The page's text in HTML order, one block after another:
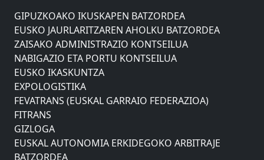
GIPUZKOAKO IKUSKAPEN BATZORDEA
EUSKO JAURLARITZAREN AHOLKU BATZORDEA
ZAISAKO ADMINISTRAZIO KONTSEILUA
NABIGAZIO ETA PORTU KONTSEILUA
EUSKO IKASKUNTZA
EXPOLOGISTIKA
FEVATRANS (EUSKAL GARRAIO FEDERAZIOA)
FITRANS
GIZLOGA
EUSKAL AUTONOMIA ERKIDEGOKO ARBITRAJE
BATZORDEA